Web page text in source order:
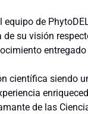
equipo de
de su visión
científica siendo
de las